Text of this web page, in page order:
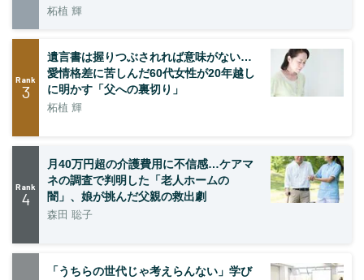
柘植 輝
Rank
3
遺言書は握りつぶされれば意味がない…
愛情格差に苦しんだ60代女性が20年越し
に明かす「父への裏切り」
柘植 輝
Rank
4
月40万円超の介護費用に不信感…ケアマ
ネの調査で判明した「老人ホームの
闇」、娘が挑んだ父親の救出劇
森田 聡子
「うちらの世代じゃ考えらんない」学び